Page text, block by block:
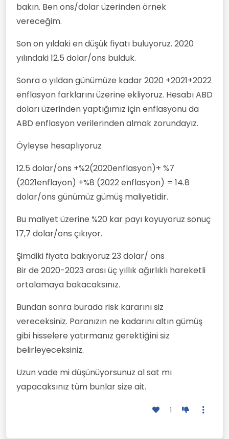
bakın. Ben ons/dolar üzerinden örnek
vereceğim.
Son on yıldaki en düşük fiyatı buluyoruz. 2020
yılındaki 12.5 dolar/ons bulduk.
Sonra o yıldan günümüze kadar 2020 +2021+2022
enflasyon farklarını üzerine ekliyoruz. Hesabı ABD
doları üzerinden yaptığımız için enflasyonu da
ABD enflasyon verilerinden almak zorundayız.
Öyleyse hesaplıyoruz
12.5 dolar/ons +%2(2020enflasyon)+ %7
(2021enflayon) +%8 (2022 enflasyon) = 14.8
dolar/ons günümüz gümüş maliyetidir.
Bu maliyet üzerine %20 kar payı koyuyoruz sonuç
17,7 dolar/ons çıkıyor.
Şimdiki fiyata bakıyoruz 23 dolar/ ons
Bir de 2020-2023 arası üç yıllık ağırlıklı hareketli
ortalamaya bakacaksınız.
Bundan sonra burada risk kararını siz
vereceksiniz. Paranızın ne kadarını altın gümüş
gibi hisselere yatırmanız gerektiğini siz
belirleyeceksiniz.
Uzun vade mi düşünüyorsunuz al sat mı
yapacaksınız tüm bunlar size ait.
1